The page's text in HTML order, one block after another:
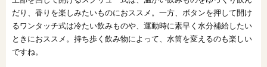
だり、香りを楽しみたいものにおススメ。一方、ボタンを押して開け
るワンタッチ式は冷たい飲みものや、運動時に素早く水分補給したい
ときにおススメ。持ち歩く飲み物によって、水筒を変えるのも楽しい
ですね。